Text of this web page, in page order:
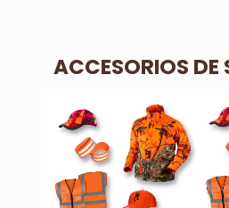
ACCESORIOS DE